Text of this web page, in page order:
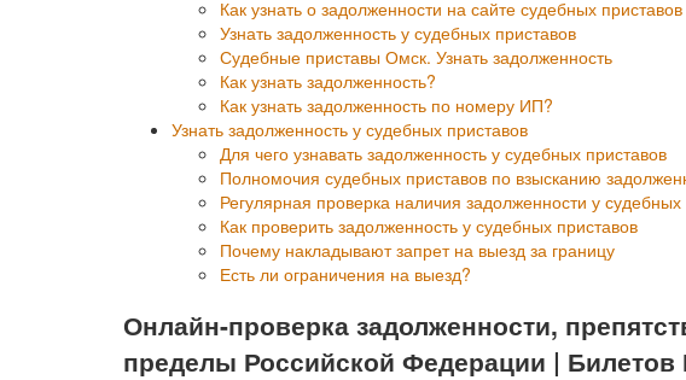
Как узнать о задолженности на сайте судебных приставов
Узнать задолженность у судебных приставов
Судебные приставы Омск. Узнать задолженность
Как узнать задолженность?
Как узнать задолженность по номеру ИП?
Узнать задолженность у судебных приставов
Для чего узнавать задолженность у судебных приставов
Полномочия судебных приставов по взысканию
Регулярная проверка наличия задолженности у судебных
Как проверить задолженность у судебных приставов
Почему накладывают запрет на выезд за границу
Есть ли ограничения на выезд?
Онлайн-проверка задолженности,
пределы Российской Федерации | Билетов